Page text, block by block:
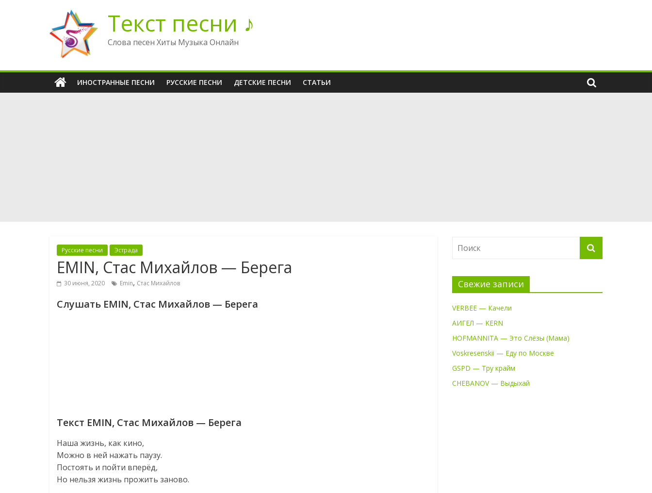
содержимому
Текст песни ♪
Слова песен Хиты Музыка Онлайн
ИНОСТРАННЫЕ ПЕСНИ РУССКИЕ ПЕСНИ ДЕТСКИЕ ПЕСНИ СТАТЬИ
Русские песни Эстрада
EMIN, Стас Михайлов — Берега
30 июня, 2020 Emin, Стас Михайлов
Слушать EMIN, Стас Михайлов — Берега
Текст EMIN, Стас Михайлов — Берега
Наша жизнь, как кино,
Можно в ней нажать паузу.
Постоять и пойти вперёд,
Но нельзя жизнь прожить заново.
Свежие записи
VERBEE — Качели
АИГЕЛ — KERN
HOFMANNITA — Это Слёзы (Мама)
Voskresenskii — Еду по Москве
GSPD — Тру крайм
CHEBANOV — Выдыхай